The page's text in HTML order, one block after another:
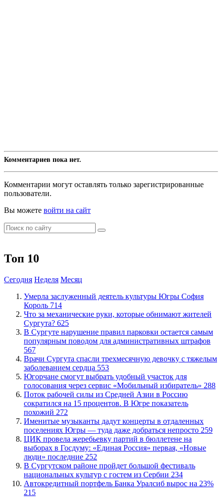
Комментариев пока нет.
Комментарии могут оставлять только зарегистрированные
пользователи.
Вы можете войти на сайт
Топ 10
Сегодня Неделя Месяц
​Умерла заслуженный деятель культуры Югры София
Король 714
​Что за механические руки, которые обнимают жителей
Сургута? 625
В Сургуте нарушение правил парковки остается самым
популярным поводом для административных штрафов
567
​Врачи Сургута спасли трехмесячную девочку с тяжелым
заболеванием сердца 553
Югорчане смогут выбрать удобный участок для
голосования через сервис «Мобильный избиратель» 288
Поток рабочей силы из Средней Азии в Россию
сократился на 15 процентов. В Югре показатель
похожий 272
Именитые музыканты дадут концерты в отдаленных
поселениях Югры — туда даже добраться непросто 259
ЦИК провела жеребьевку партий в бюллетене на
выборах в Госдуму: «Единая Россия» первая, «Новые
люди» последние 252
В Сургутском районе пройдет большой фестиваль
национальных культур с гостем из Сербии 234
​Автокредитный портфель Банка Уралсиб вырос на 23%
215